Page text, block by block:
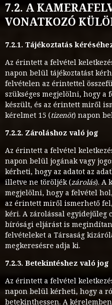
7.2. A
VONATKOZÓ
7.2.1. Tájékoztatás
Az érintett a felvétel
napon belül tájékoztatást
felvételen az érintettel
szükséges megjelölni, hogy
készült, és az érintett miről
kérelmet 15 (tizenöt) napon
7.2.2. Zároláshoz való jog
Az érintett a felvétel
napon belül jogának vagy
kérheti, hogy az adatot az
illetve ne töröljék (zárolás). A
megjelölni, hogy a felvétel
az érintett miről ismerhető
kéri. A zárolással egyidejűleg
bírósági eljárást is
felvételeket a Társaság
megkeresésre adja ki.
7.2.3. Betekintéshez való jog
Az érintett a felvétel
napon belül kérheti, hogy a
betekinthessen. A